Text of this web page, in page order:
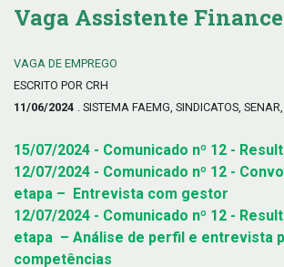
Vaga Assistente
VAGA DE EMPREGO
ESCRITO POR CRH
11/06/2024 . SISTEMA FAEMG, SINDICATOS,
15/07/2024 - Comunicado nº 12 -
12/07/2024 - Comunicado nº 12 -
etapa – Entrevista com gestor
12/07/2024 - Comunicado nº 12 -
etapa – Análise de perfil e entrevista
competências